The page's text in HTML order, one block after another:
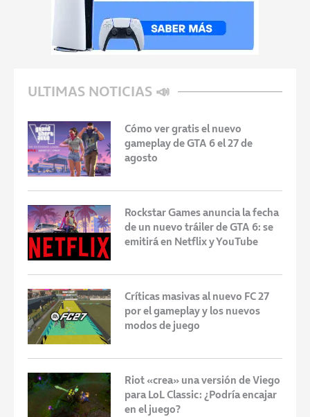
ULTIMAS NOTICIAS 📣
Cómo ver gratis el nuevo
gameplay de GTA 6 el 27 de
agosto
Rockstar Games anuncia la fecha
de un nuevo tráiler de GTA 6: se
emitirá en Netflix y YouTube
Críticas masivas al nuevo FC 27
por el gameplay y los nuevos
modos de juego
Riot «crea» una versión de Viego
para LoL Classic: ¿Podría encajar
en el juego?